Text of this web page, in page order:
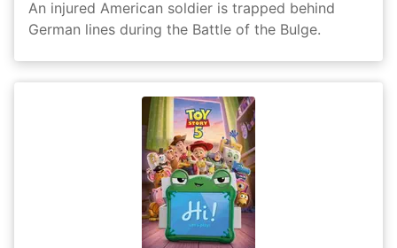
An injured American soldier is trapped behind
German lines during the Battle of the Bulge.